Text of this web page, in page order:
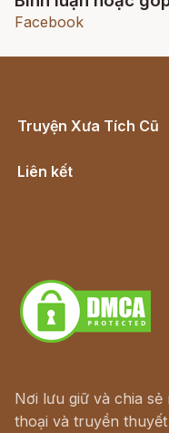
Facebook
Truyện Xưa Tích Cũ
Liên kết
Nơi lưu giữ và chia
thoại và truyền